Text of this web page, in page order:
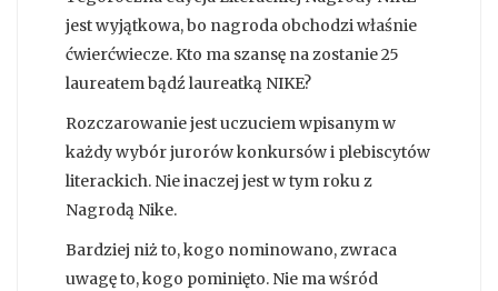
jest wyjątkowa, bo nagroda obchodzi właśnie
ćwierćwiecze. Kto ma szansę na zostanie 25
laureatem bądź laureatką NIKE?
Rozczarowanie jest uczuciem wpisanym w
każdy wybór jurorów konkursów i plebiscytów
literackich. Nie inaczej jest w tym roku z
Nagrodą Nike.
Bardziej niż to, kogo nominowano, zwraca
uwagę to, kogo pominięto. Nie ma wśród